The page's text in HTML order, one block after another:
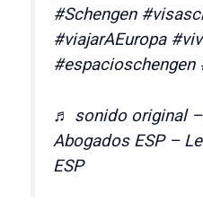
#Schengen
#viajarAEuropa
#espacioschengen
♬ sonido original –
Abogados ESP –
ESP